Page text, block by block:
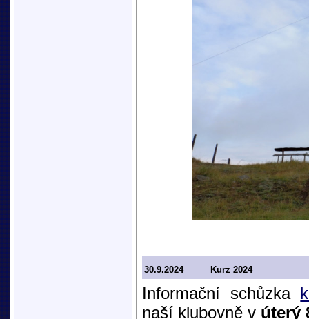
30.9.2024 Kurz 2024
Informační schůzka
naší klubovně v úterý